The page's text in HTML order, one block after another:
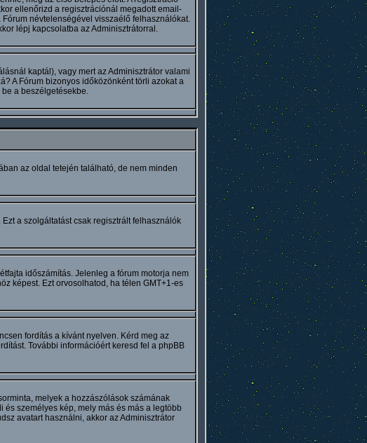
ellenőrizd a regisztrációnál megadott email-
névtelenségével visszaélő felhasználókat.
lépj kapcsolatba az Adminisztrátorral.
kaptál), vagy mert az Adminisztrátor valami
A Fórum bizonyos időközönként törli azokat a
a beszélgetésekbe.
az oldal tetején található, de nem minden
a szolgáltatást csak regisztrált felhasználók
időszámítás. Jelenleg a fórum motorja nem
képest. Ezt orvosolhatod, ha télen GMT+1-es
fordítás a kívánt nyelven. Kérd meg az
További információért keresd fel a phpBB
melyek a hozzászólások számának
személyes kép, mely más és más a legtöbb
avatart használni, akkor az Adminisztrátor